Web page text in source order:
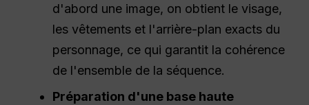
d'abord une image, on obtient le visage,
les vêtements et l'arrière-plan exacts du
personnage, ce qui garantit la cohérence
de l'ensemble de la séquence.
Préparation d'une base haute